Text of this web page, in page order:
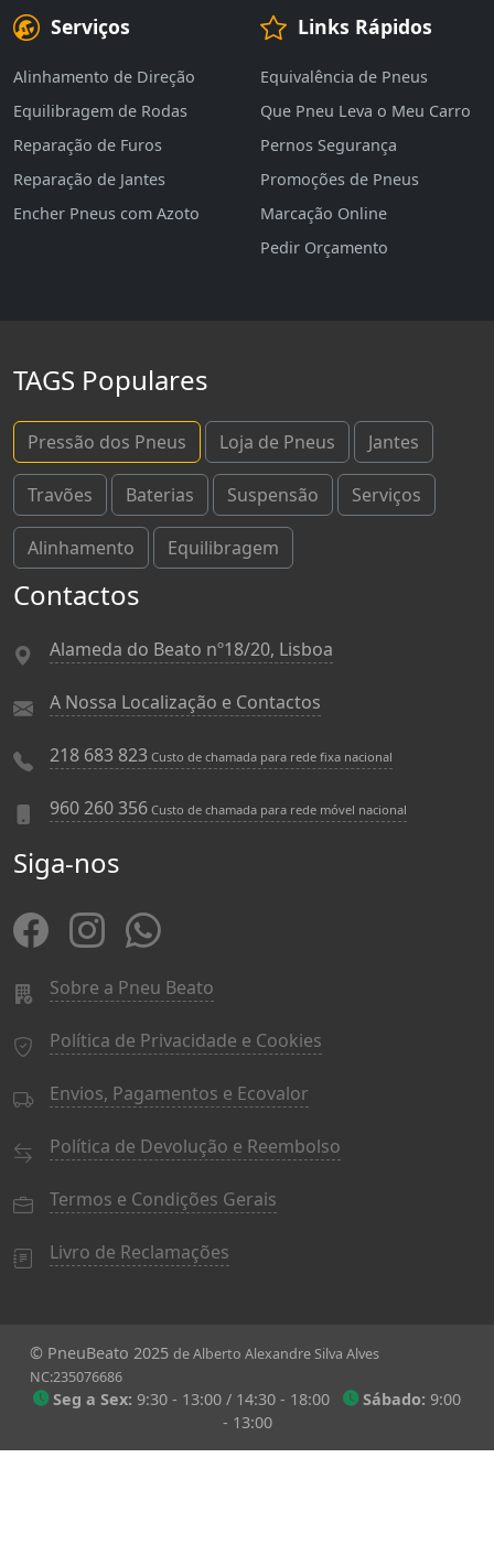
Serviços
Alinhamento de Direção
Equilibragem de Rodas
Reparação de Furos
Reparação de Jantes
Encher Pneus com Azoto
Links Rápidos
Equivalência de Pneus
Que Pneu Leva o Meu Carro
Pernos Segurança
Promoções de Pneus
Marcação Online
Pedir Orçamento
TAGS Populares
Pressão dos Pneus Loja de Pneus Jantes
Travões Baterias Suspensão Serviços
Alinhamento Equilibragem
Contactos
Alameda do Beato nº18/20, Lisboa
A Nossa Localização e Contactos
218 683 823 Custo de chamada para rede fixa nacional
960 260 356 Custo de chamada para rede móvel nacional
Siga-nos
Sobre a Pneu Beato
Política de Privacidade e Cookies
Envios, Pagamentos e Ecovalor
Política de Devolução e Reembolso
Termos e Condições Gerais
Livro de Reclamações
© PneuBeato 2025 de Alberto Alexandre Silva Alves
NC:235076686
Seg a Sex: 9:30 - 13:00 / 14:30 - 18:00 Sábado: 9:00
- 13:00